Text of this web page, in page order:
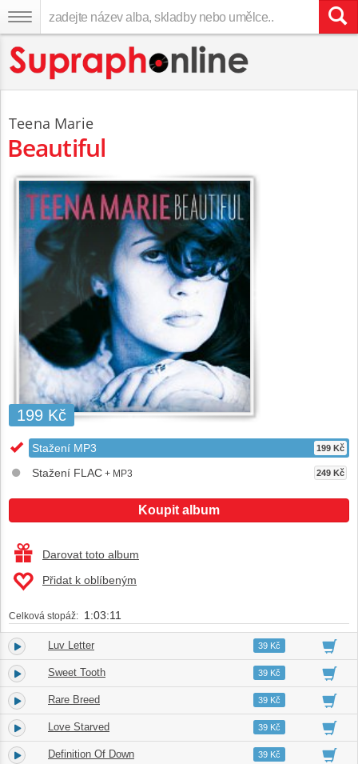
Teena Marie
Beautiful
199 Kč
Stažení MP3 199 Kč
Stažení FLAC + MP3 249 Kč
Koupit album
Darovat toto album
Přidat k oblíbeným
Celková stopáž: 1:03:11
1. Luv Letter 04:3739 Kč
2. Sweet Tooth 05:3639 Kč
3. Rare Breed 04:3839 Kč
4. Love Starved 04:4439 Kč
5. Definition Of Down 04:4939 Kč